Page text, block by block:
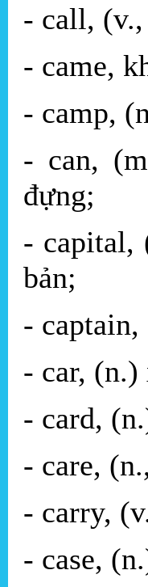
- call,
- came,
- camp,
- can,
đựng;
- capital,
bản;
-
- car, (n.)
- card,
- care,
- carry,
- case,